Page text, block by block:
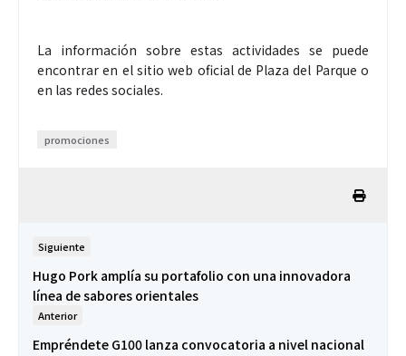
La información sobre estas actividades se puede
encontrar en el sitio web oficial de Plaza del Parque o
en las redes sociales.
promociones
Siguiente
Hugo Pork amplía su portafolio con una innovadora
línea de sabores orientales
Anterior
Empréndete G100 lanza convocatoria a nivel nacional